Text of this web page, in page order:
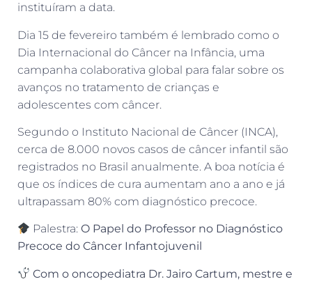
instituíram a data.
Dia 15 de fevereiro também é lembrado como o
Dia Internacional do Câncer na Infância, uma
campanha colaborativa global para falar sobre os
avanços no tratamento de crianças e
adolescentes com câncer.
Segundo o Instituto Nacional de Câncer (INCA),
cerca de 8.000 novos casos de câncer infantil são
registrados no Brasil anualmente. A boa notícia é
que os índices de cura aumentam ano a ano e já
ultrapassam 80% com diagnóstico precoce.
Palestra: O Papel do Professor no Diagnóstico
Precoce do Câncer Infantojuvenil
Com o oncopediatra Dr. Jairo Cartum, mestre e